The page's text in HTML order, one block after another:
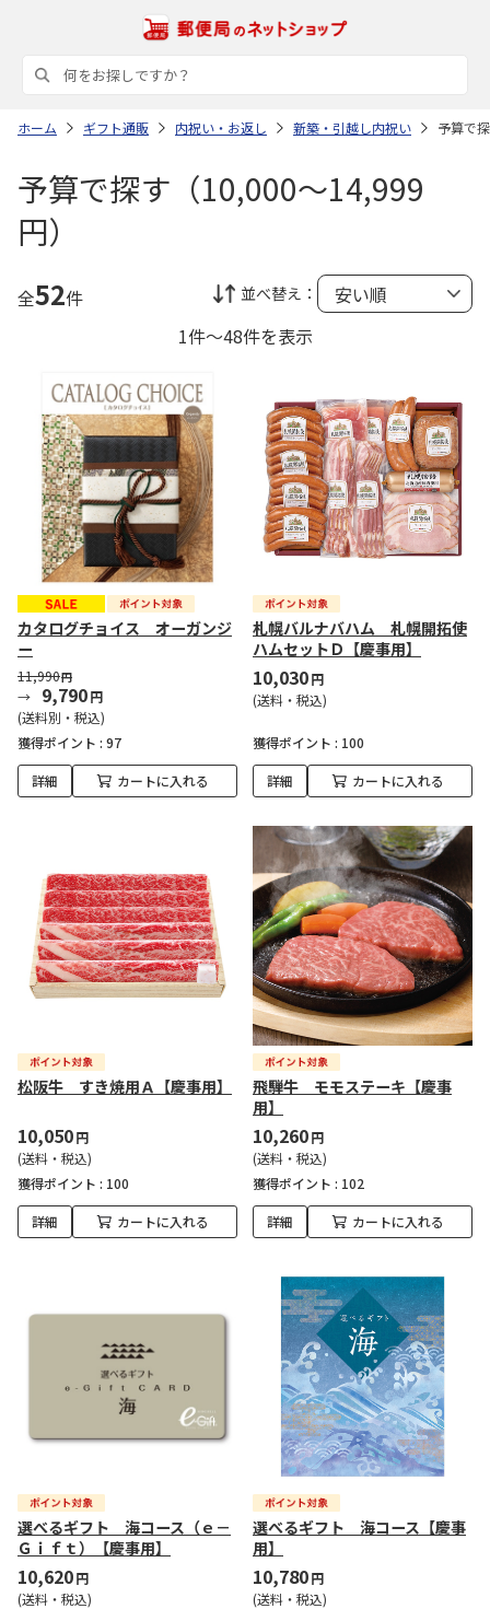
ホーム ギフト通販 内祝い・お返し 新築・引越し内祝い 予算で
予算で探す（10,000～14,999
円）
全52件 並べ替え：
1件～48件を表示
カタログチョイス オーガンジ
ー
11,990円
9,790円
(送料別・税込)
獲得ポイント : 97
詳細 カートに入れる
札幌バルナバハム 札幌開拓使
ハムセットＤ【慶事用】
10,030円
(送料・税込)
獲得ポイント : 100
詳細 カートに入れる
松阪牛 すき焼用Ａ【慶事用】
10,050円
(送料・税込)
獲得ポイント : 100
詳細 カートに入れる
飛騨牛 モモステーキ【慶事
用】
10,260円
(送料・税込)
獲得ポイント : 102
詳細 カートに入れる
選べるギフト 海コース（ｅ－
Ｇｉｆｔ）【慶事用】
10,620円
(送料・税込)
選べるギフト 海コース【慶事
用】
10,780円
(送料・税込)